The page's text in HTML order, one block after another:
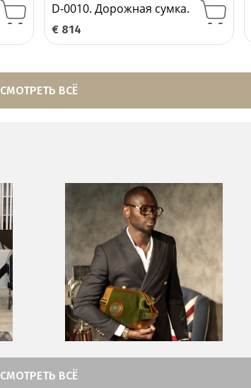
D-0010. Дорожная сумка.
€ 814
СМОТРЕТЬ ВСЁ
СМОТРЕТЬ ВСЁ